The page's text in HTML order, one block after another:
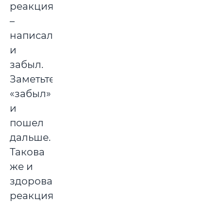
реакция
–
написал
и
забыл.
Заметьте
«забыл»
и
пошел
дальше.
Такова
же и
здоровая
реакция